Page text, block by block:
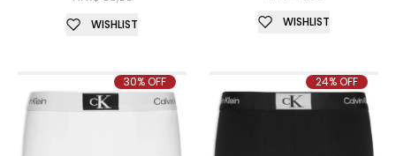
WISHLIST
WISHLIST
30% OFF 24% OFF